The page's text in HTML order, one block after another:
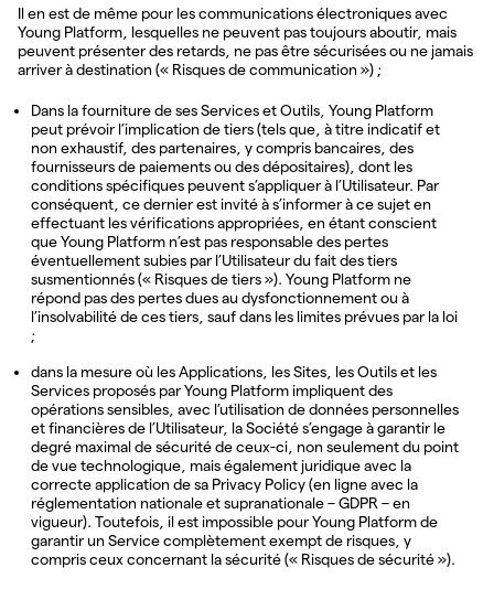
Il en est de même pour les communications électroniques avec
Young Platform, lesquelles ne peuvent pas toujours aboutir, mais
peuvent présenter des retards, ne pas être sécurisées ou ne jamais
arriver à destination (« Risques de communication ») ;
Dans la fourniture de ses Services et Outils, Young Platform
peut prévoir l’implication de tiers (tels que, à titre indicatif et
non exhaustif, des partenaires, y compris bancaires, des
fournisseurs de paiements ou des dépositaires), dont les
conditions spécifiques peuvent s’appliquer à l’Utilisateur. Par
conséquent, ce dernier est invité à s’informer à ce sujet en
effectuant les vérifications appropriées, en étant conscient
que Young Platform n’est pas responsable des pertes
éventuellement subies par l’Utilisateur du fait des tiers
susmentionnés (« Risques de tiers »). Young Platform ne
répond pas des pertes dues au dysfonctionnement ou à
l’insolvabilité de ces tiers, sauf dans les limites prévues par la loi
;
dans la mesure où les Applications, les Sites, les Outils et les
Services proposés par Young Platform impliquent des
opérations sensibles, avec l’utilisation de données personnelles
et financières de l’Utilisateur, la Société s’engage à garantir le
degré maximal de sécurité de ceux-ci, non seulement du point
de vue technologique, mais également juridique avec la
correcte application de sa Privacy Policy (en ligne avec la
réglementation nationale et supranationale – GDPR – en
vigueur). Toutefois, il est impossible pour Young Platform de
garantir un Service complètement exempt de risques, y
compris ceux concernant la sécurité (« Risques de sécurité »).